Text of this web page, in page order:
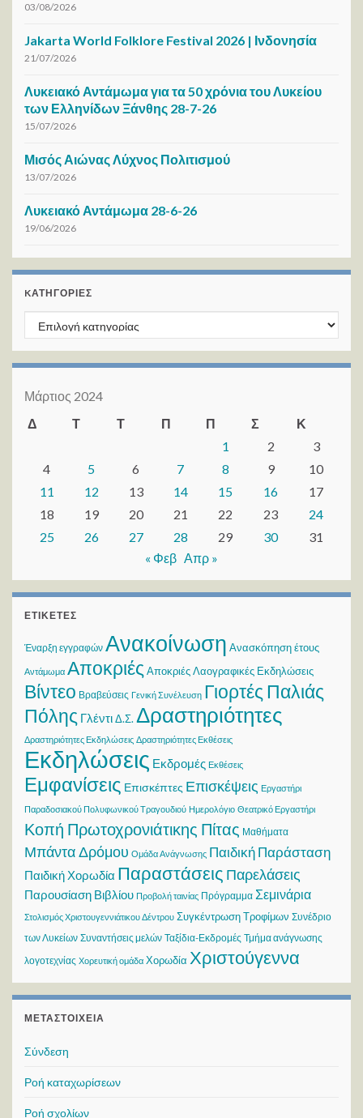
03/08/2026
Jakarta World Folklore Festival 2026 | Ινδονησία
21/07/2026
Λυκειακό Αντάμωμα για τα 50 χρόνια του Λυκείου
των Ελληνίδων Ξάνθης 28-7-26
15/07/2026
Μισός Αιώνας Λύχνος Πολιτισμού
13/07/2026
Λυκειακό Αντάμωμα 28-6-26
19/06/2026
KΑΤΗΓΟΡΊΕΣ
Kατηγορίες
Μάρτιος 2024
Δ
Τ Τ Π Π Σ
Κ
1
2
3
4
5 6 7 8 9
10
11
12 13 14 15 16
17
18
19 20 21 22 23
24
25
26 27 28 29 30
31
« Φεβ Απρ »
ΕΤΙΚΈΤΕΣ
Έναρξη εγγραφών Ανακοίνωση Ανασκόπηση έτους
Αντάμωμα Αποκριές Αποκριές Λαογραφικές Εκδηλώσεις
Βίντεο Βραβεύσεις Γενική Συνέλευση Γιορτές Παλιάς
Πόλης ΓλέντιΔ.Σ. Δραστηριότητες
Δραστηριότητες Εκδηλώσεις Δραστηριότητες Εκθέσεις
Εκδηλώσεις Εκδρομές Εκθέσεις
Εμφανίσεις Επισκέπτες Επισκέψεις Εργαστήρι
Παραδοσιακού Πολυφωνικού Τραγουδιού Ημερολόγιο Θεατρικό Εργαστήρι
Κοπή Πρωτοχρονιάτικης Πίτας Μαθήματα
Μπάντα Δρόμου Ομάδα Ανάγνωσης Παιδική Παράσταση
Παιδική Χορωδία Παραστάσεις Παρελάσεις
Παρουσίαση Βιβλίου Προβολή ταινίας Πρόγραμμα Σεμινάρια
Στολισμός Χριστουγεννιάτικου Δέντρου Συγκέντρωση Τροφίμων Συνέδριο
των Λυκείων Συναντήσεις μελών Ταξίδια-Εκδρομές Τμήμα ανάγνωσης
λογοτεχνίας Χορευτική ομάδα Χορωδία Χριστούγεννα
ΜΕΤΑΣΤΟΙΧΕΊΑ
Σύνδεση
Ροή καταχωρίσεων
Ροή σχολίων